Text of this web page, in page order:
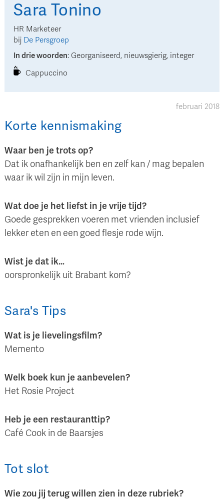
Sara Tonino
HR Marketeer
bij De Persgroep
In drie woorden: Georganiseerd, nieuwsgierig, integer
Cappuccino
februari 2018
Korte kennismaking
Waar ben je trots op?
Dat ik onafhankelijk ben en zelf kan / mag bepalen
waar ik wil zijn in mijn leven.
Wat doe je het liefst in je vrije tijd?
Goede gesprekken voeren met vrienden inclusief
lekker eten en een goed flesje rode wijn.
Wist je dat ik…
oorspronkelijk uit Brabant kom?
Sara's Tips
Wat is je lievelingsfilm?
Memento
Welk boek kun je aanbevelen?
Het Rosie Project
Heb je een restauranttip?
Café Cook in de Baarsjes
Tot slot
Wie zou jij terug willen zien in deze rubriek?